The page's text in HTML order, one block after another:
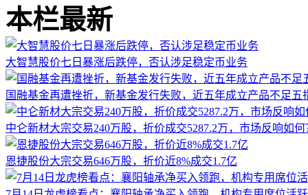
本栏最新
大智慧股价七日暴涨后跌停，否认涉足稳定币业务
国融基金再遭挫折，新基金发行失败，近五年成立产品不足五
中仑新材大宗交易240万股，折价成交5287.2万，市场反响如何
恩捷股份大宗交易646万股，折价近8%成交1.7亿